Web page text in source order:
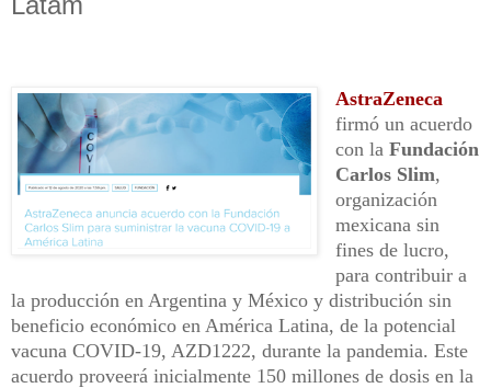
AstraZeneca
firmó un acuerdo
con la Fundación
Carlos Slim,
organización
mexicana sin
fines de lucro,
para contribuir a
la producción en Argentina y México y distribución sin
beneficio económico en América Latina, de la potencial
vacuna COVID-19, AZD1222, durante la pandemia. Este
acuerdo proveerá inicialmente 150 millones de dosis en la